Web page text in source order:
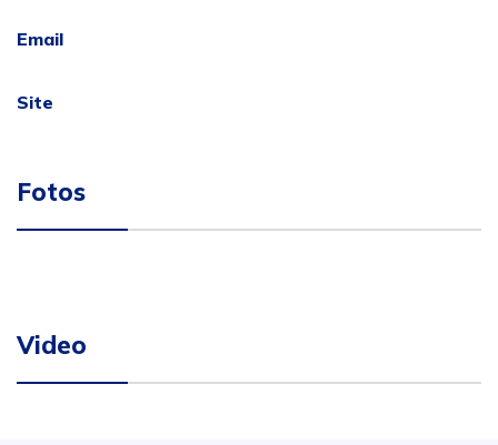
Email
Site
Fotos
Video